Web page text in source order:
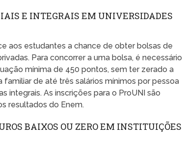
E INTEGRAIS EM UNIVERSIDADES
aos estudantes a chance de obter bolsas de
Para concorrer a uma bolsa, é necessário
mínima de 450 pontos, sem ter zerado a
de até três salários mínimos por pessoa
integrais. As inscrições para o ProUNI são
resultados do Enem.
BAIXOS OU ZERO EM INSTITUIÇÕES